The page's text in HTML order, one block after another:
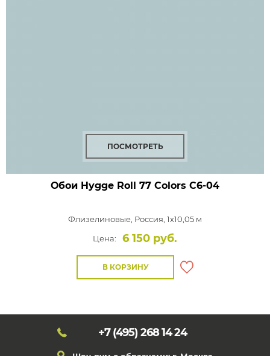
ПОСМОТРЕТЬ
Обои Hygge Roll 77 Colors C6-04
Флизелиновые, Россия, 1x10,05 м
Цена:
6 150 руб.
В КОРЗИНУ
+7 (495) 268 14 24